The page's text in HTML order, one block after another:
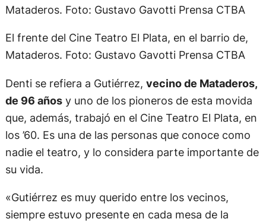
El frente del Cine Teatro El Plata, en el barrio de,
Mataderos. Foto: Gustavo Gavotti Prensa CTBA
Denti se refiera a Gutiérrez, vecino de Mataderos,
de 96 añosy uno de los pioneros de esta movida
que, además, trabajó en el Cine Teatro El Plata, en
los ’60. Es una de las personas que conoce como
nadie el teatro, y lo considera parte importante de
su vida.
«Gutiérrez es muy querido entre los vecinos,
siempre estuvo presente en cada mesa de la